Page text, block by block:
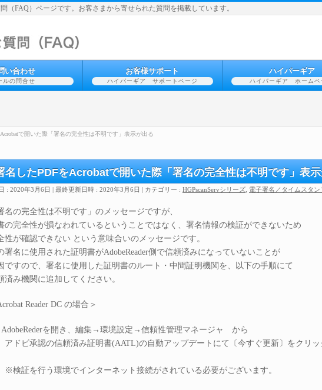
FAQ）ページです。お客さまから寄せられた質問を掲載しています。
い合わせ
ルの問合せ
お客様サポート
ハイパーギア サポートページ
ハイパーギア
ハイパーギア ホームペ
で開いた際「署名の完全性は不明です」表示が出る
名したPDFをAcrobatで開いた際「署名の完全性は不明です」表
: 2020年3月6日 最終更新日時 : 2020年3月6日 カテゴリー : HGPscanServシリーズ 電子署名／タイムスタン
名の完全性は不明です」のメッセージですが、
の完全性が損なわれているということではなく、署名情報の検証ができないため
性が確認できない という意味合いのメッセージです。
署名に使用された証明書がAdobeReader側で信頼済みになっていないことが
ですので、署名に使用した証明書のルート・中間証明機関を、以下の手順にて
済み機関に追加してください。
Reader DC の場合＞
AdobeRederを開き、編集→環境設定→信頼性管理マネージャ から
ビ承認の信頼済み証明書(AATL)の自動アップデートにて〔今すぐ更新〕をクリッ
証を行う環境でインターネット接続がされている必要がございます。